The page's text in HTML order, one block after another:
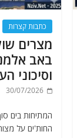
כתבות קצרות
מצרים
באב
וסיכוני
30/07/2026
המתיחות בים
החות'ים על